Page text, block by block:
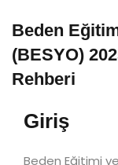
Beden
(BESYO)
Rehberi
Giriş
Beden Eğitimi